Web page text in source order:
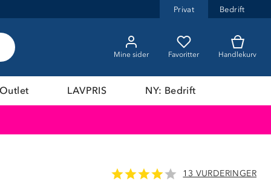
Privat Bedrift
Mine sider Favoritter Handlekurv
LAVPRIS NY: Bedrift
13 VURDERINGER